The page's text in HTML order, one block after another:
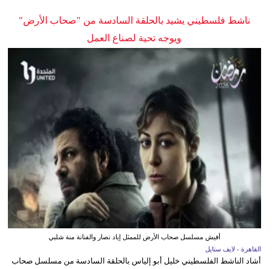
ناشط فلسطيني يشيد بالحلقة السادسة من "صحاب الأرض"
ويوجه تحية لصناع العمل
أفيش مسلسل صحاب الأرض للممثل إياد نصار والفنانة منة شلبي
القاهرة - لايف ستايل
أشاد الناشط الفلسطيني خليل أبو إلياس بالحلقة السادسة من مسلسل صحاب